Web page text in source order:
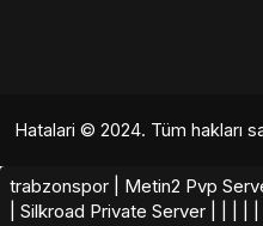
Hatalari © 2024. Tüm hakları
trabzonspor Metin2 Pvp
Silkroad Private Server